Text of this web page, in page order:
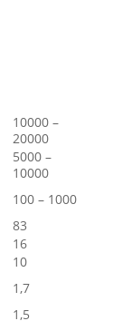
10000 –
20000
5000 –
10000
100 – 1000
83
16
10
1,7
1,5